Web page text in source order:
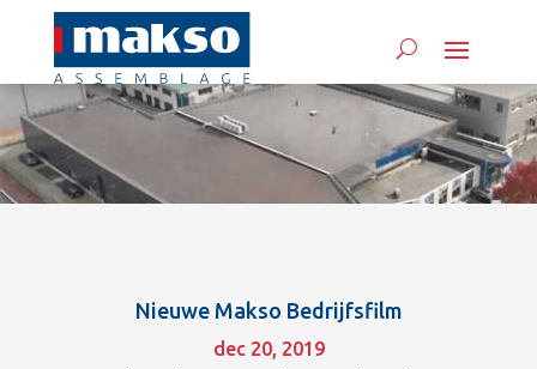
Nieuwe Makso Bedrijfsfilm
dec 20, 2019